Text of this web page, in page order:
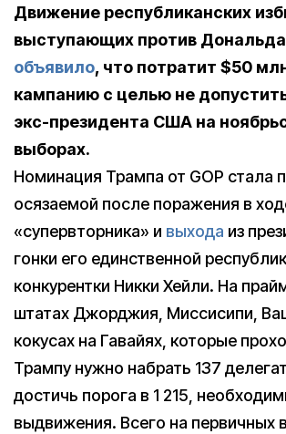
Движение республиканских
выступающих против
объявило, что потратит $50
кампанию с целью не
экс-президента США на
выборах.
Номинация Трампа от GOP стала
осязаемой после поражения в
«супервторника» и выхода из
гонки его единственной
конкурентки Никки Хейли. На
штатах Джорджия, Миссисипи,
кокусах на Гавайях, которые
Трампу нужно набрать 137
достичь порога в 1 215,
выдвижения. Всего на первичных